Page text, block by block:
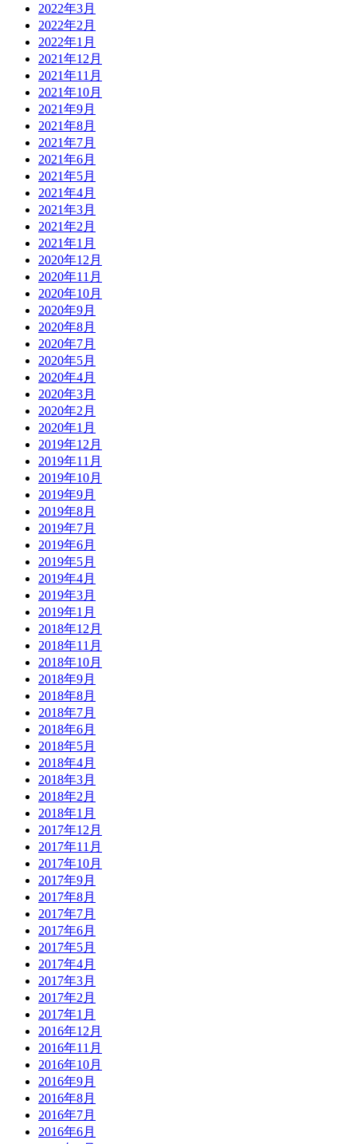
2022年3月
2022年2月
2022年1月
2021年12月
2021年11月
2021年10月
2021年9月
2021年8月
2021年7月
2021年6月
2021年5月
2021年4月
2021年3月
2021年2月
2021年1月
2020年12月
2020年11月
2020年10月
2020年9月
2020年8月
2020年7月
2020年5月
2020年4月
2020年3月
2020年2月
2020年1月
2019年12月
2019年11月
2019年10月
2019年9月
2019年8月
2019年7月
2019年6月
2019年5月
2019年4月
2019年3月
2019年1月
2018年12月
2018年11月
2018年10月
2018年9月
2018年8月
2018年7月
2018年6月
2018年5月
2018年4月
2018年3月
2018年2月
2018年1月
2017年12月
2017年11月
2017年10月
2017年9月
2017年8月
2017年7月
2017年6月
2017年5月
2017年4月
2017年3月
2017年2月
2017年1月
2016年12月
2016年11月
2016年10月
2016年9月
2016年8月
2016年7月
2016年6月